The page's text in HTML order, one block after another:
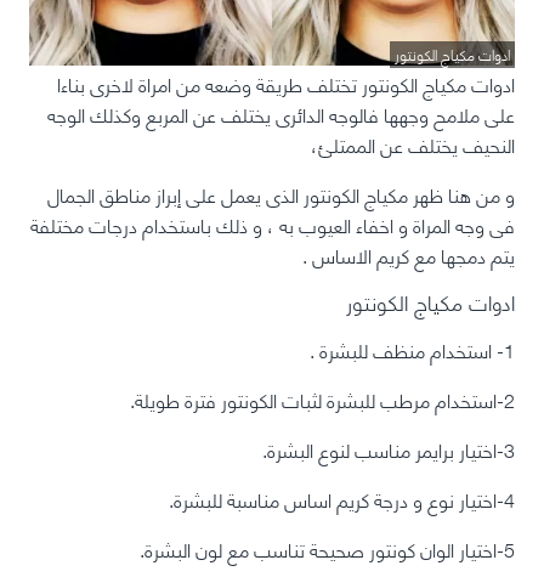
ادوات مكياج الكونتور
ادوات مكياج الكونتور تختلف طريقة وضعه من امراة لاخرى بناءا
على ملامح وجهها فالوجه الدائرى يختلف عن المربع وكذلك الوجه
النحيف يختلف عن الممتلئ،
و من هنا ظهر مكياج الكونتور الذى يعمل على إبراز مناطق الجمال
فى وجه المراة و اخفاء العيوب به ، و ذلك باستخدام درجات مختلفة
يتم دمجها مع كريم الاساس .
ادوات مكياج الكونتور
1- استخدام منظف للبشرة .
2-استخدام مرطب للبشرة لثبات الكونتور فترة طويلة.
3-اختيار برايمر مناسب لنوع البشرة.
4-اختيار نوع و درجة كريم اساس مناسبة للبشرة.
5-اختيار الوان كونتور صحيحة تناسب مع لون البشرة.